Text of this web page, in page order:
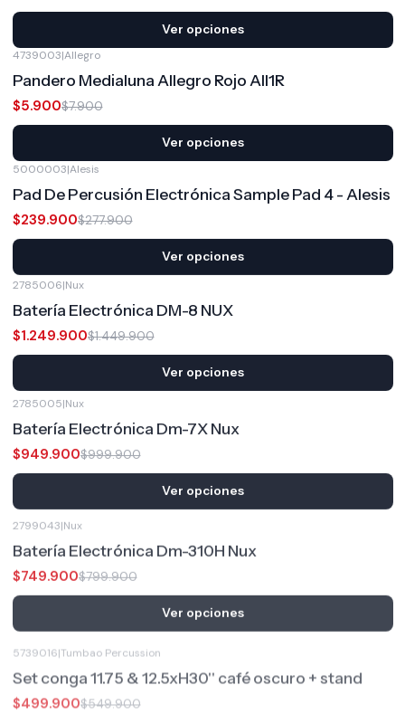
Ver opciones
4739003|Allegro
Pandero Medialuna Allegro Rojo All1R
$5.900$7.900
Ver opciones
OFF
5000003|Alesis
Pad De Percusión Electrónica Sample Pad 4 - Alesis
$239.900$277.900
Ver opciones
-14%OFF
2785006|Nux
Batería Electrónica DM-8 NUX
$1.249.900$1.449.900
Ver opciones
-5%OFF
2785005|Nux
Batería Electrónica Dm-7X Nux
$949.900 $999.900
2799043|Nux
Batería Electrónica Dm-310H Nux
$749.900$799.900
Ver opciones
-9%OFF
Set conga 11.75 & 12.5xH30'' café oscuro + stand
$499.900 $549.900